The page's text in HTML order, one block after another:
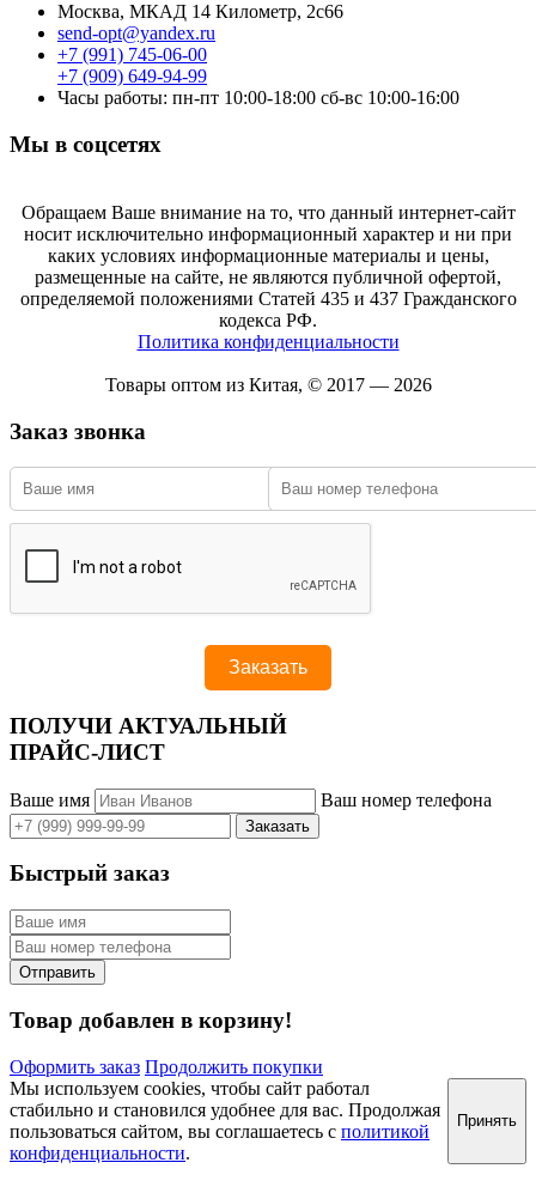
Москва, МКАД 14 Километр, 2с66
send-opt@yandex.ru
+7 (991) 745-06-00
+7 (909) 649-94-99
Часы работы: пн-пт 10:00-18:00 сб-вс 10:00-16:00
Мы в соцсетях
Обращаем Ваше внимание на то, что данный интернет-сайт
носит исключительно информационный характер и ни при
каких условиях информационные материалы и цены,
размещенные на сайте, не являются публичной офертой,
определяемой положениями Статей 435 и 437 Гражданского
кодекса РФ.
Политика конфиденциальности
Товары оптом из Китая, © 2017 — 2026
Заказ звонка
ПОЛУЧИ АКТУАЛЬНЫЙ
ПРАЙС-ЛИСТ
Ваше имя Ваш номер телефона
Быстрый заказ
Товар добавлен в корзину!
Оформить заказ Продолжить покупки
Мы используем cookies, чтобы сайт работал
стабильно и становился удобнее для вас. Продолжая
пользоваться сайтом, вы соглашаетесь с политикой
конфиденциальности.
Принять